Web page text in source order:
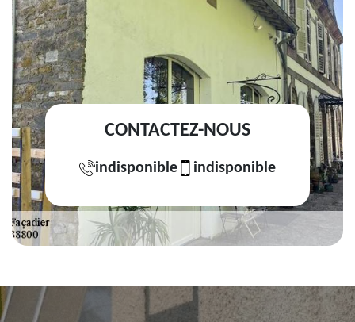
CONTACTEZ-NOUS
indisponible indisponible